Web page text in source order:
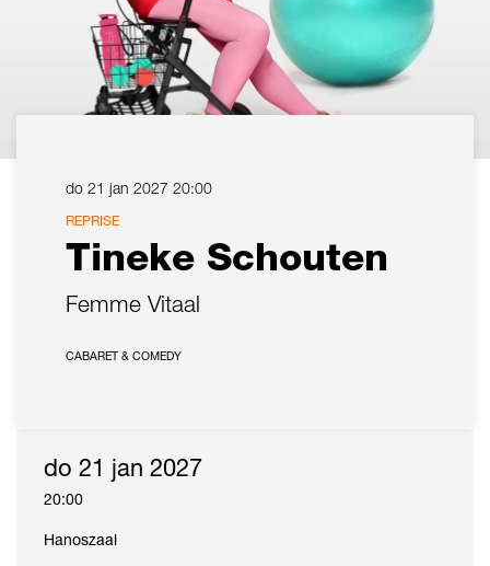
Tineke Schouten
Femme Vitaal
REPRISE
do 21 jan 2027 20:00
CABARET & COMEDY
do 21 jan 2027
20:00
Hanoszaal